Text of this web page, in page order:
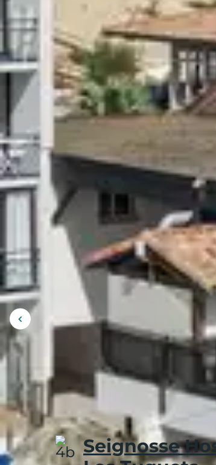
Envie de
Proches de la mer, les Clubs
durant vos vacances. Durant
vagues et admirez les plus
glisse débutants ou confirmés,
sable fin, criques et cagues
Landes, Bretagne, Anglet,
vous voulez ! Les locations
proximité des écoles de surf,
L'occasion de découvrir
également les richesses de la
Budget Expérience
Faire du
Afficher
l'image
précédente
Seignosse